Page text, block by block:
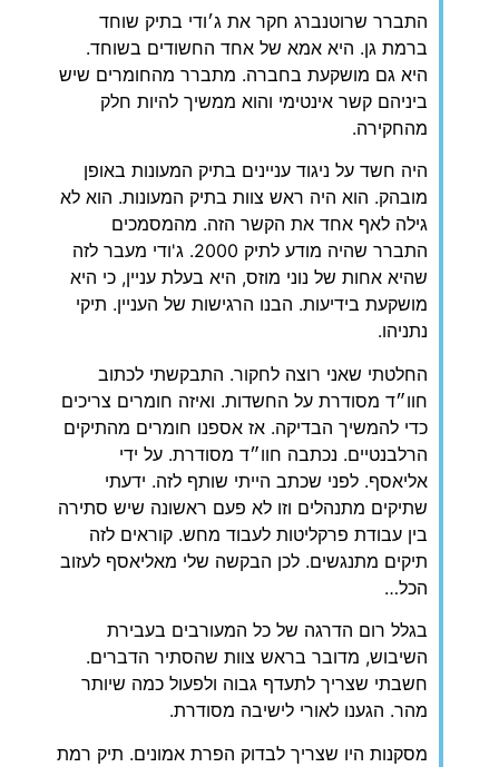
‏התברר שרוטנברג חקר את ג׳ודי בתיק שוחד
ברמת גן. היא אמא של אחד החשודים בשוחד.
היא גם מושקעת בחברה. מתברר מהחומרים שיש
ביניהם קשר אינטימי והוא ממשיך להיות חלק
מהחקירה.
‏היה חשד על ניגוד עניינים בתיק המעונות באופן
מובהק. הוא היה ראש צוות בתיק המעונות. הוא לא
גילה לאף אחד את הקשר הזה. מהמסמכים
התברר שהיה מודע לתיק 2000. ג'ודי מעבר לזה
שהיא אחות של נוני מוזס, היא בעלת עניין, כי היא
מושקעת בידיעות. הבנו הרגישות של העניין. תיקי
נתניהו.
‏החלטתי שאני רוצה לחקור. התבקשתי לכתוב
חוו״ד מסודרת על החשדות. ואיזה חומרים צריכים
כדי להמשיך הבדיקה. אז אספנו חומרים מהתיקים
הרלבנטיים. נכתבה חוו״ד מסודרת. על ידי
אליאסף. לפני שכתב הייתי שותף לזה. ידעתי
שתיקים מתנהלים וזו לא פעם ראשונה שיש סתירה
בין עבודת פרקליטות לעבוד מחש. קוראים לזה
תיקים מתנגשים. לכן הבקשה שלי מאליאסף לעזוב
הכל…
‏בגלל רום הדרגה של כל המעורבים בעבירת
השיבוש, מדובר בראש צוות שהסתיר הדברים.
חשבתי שצריך לתעדף גבוה ולפעול כמה שיותר
מהר. הגענו לאורי לישיבה מסודרת.
‏מסקנות היו שצריך לבדוק הפרת אמונים. תיק רמת